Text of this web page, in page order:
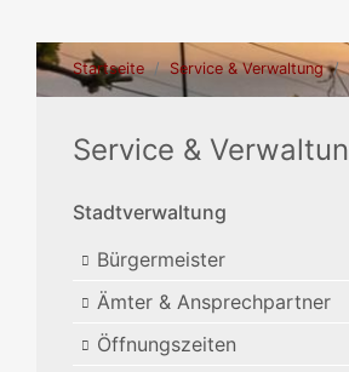
Startseite Service & Verwaltung
Service &
Stadtverwaltung
Bürgermeister
Ämter & Ansprechpartner
Öffnungszeiten